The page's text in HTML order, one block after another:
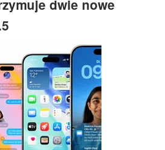
dwie nowe